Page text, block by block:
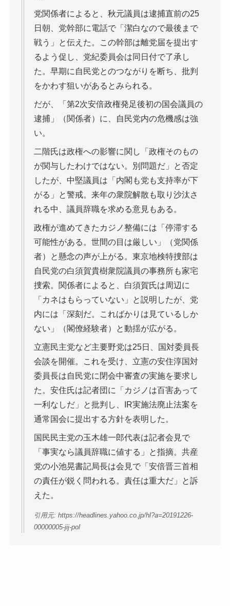
党関係者によると、秋元議員は逮捕直前の25
日朝、党幹部に電話で「潔白なので最後まで
戦う」と伝えた。この幹部は離党届を提出す
るよう促し、党紀委員会は同日付で了承し
た。早期に自民党とのつながりを断ち、批判
をかわす狙いがあるとみられる。
だが、「第2次安倍政権発足後初の国会議員の
逮捕」（関係者）に、自民党内の危機感は強
い。
二階氏は政権への影響に関し「政権そのもの
が関与したわけではない。別問題だ」と否定
したが、中堅議員は「内閣も党も支持率が下
がる」と警戒。来年の衆院解散も取り沙汰さ
れる中、議員辞職を求める意見もある。
政権が進めてきたカジノ整備には「停滞する
可能性がある。世間の目は厳しい」（党関係
者）と懸念の声が上がる。東京地検特捜部は
自民党の白須賀貴樹衆院議員の事務所も家宅
捜索。関係者によると、白須賀氏は周辺に
「カネはもらっていない」と説明したが、党
内には「深刻だ。こればかりは見ているしか
ない」（閣僚経験者）と動揺が広がる。
立憲民主党など主要野党は25日、国対委員長
会談を開催。これを受け、立憲の安住淳国対
委員長は自民党に閉会中審査の実施を要求し
た。安住氏は記者団に「カジノは百害あって
一利なしだ」と批判し、IR実施法廃止法案を
通常国会に提出する方針を表明した。
国民民主党の玉木雄一郎代表は記者会見で
「事実なら議員辞職に値する」と指摘。共産
党の小池晃書記局長は会見で「安倍晋三首相
の責任が鋭く問われる。責任は重大だ」と訴
えた。
引用元: https://headlines.yahoo.co.jp/hl?a=20191226-
00000005-jij-pol